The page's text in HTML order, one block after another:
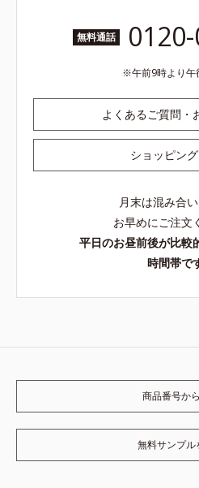
無料通話
午前9時より午
よくあるご質問・
ショッピン
月末は混み合
お早めにご注文
平日のお昼前後が比較
時間帯で
商品番号か
無料サンプル